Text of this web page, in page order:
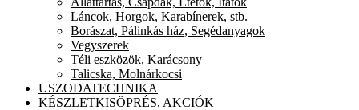
Láncok, Horgok, Karabínerek, stb.
Borászat, Pálinkás ház, Segédanyagok
Vegyszerek
Téli eszközök, Karácsony
Talicska, Molnárkocsi
USZODATECHNIKA
KÉSZLETKISÖPRÉS, AKCIÓK